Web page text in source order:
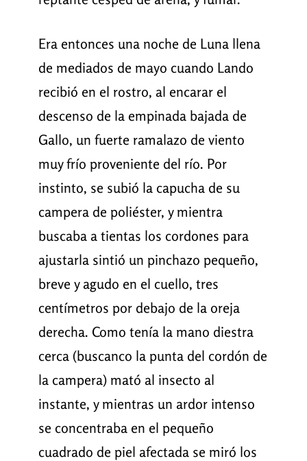
Era entonces una noche de Luna llena
de mediados de mayo cuando Lando
recibió en el rostro, al encarar el
descenso de la empinada bajada de
Gallo, un fuerte ramalazo de viento
muy frío proveniente del río. Por
instinto, se subió la capucha de su
campera de poliéster, y mientra
buscaba a tientas los cordones para
ajustarla sintió un pinchazo pequeño,
breve y agudo en el cuello, tres
centímetros por debajo de la oreja
derecha. Como tenía la mano diestra
cerca (buscanco la punta del cordón de
la campera) mató al insecto al
instante, y mientras un ardor intenso
se concentraba en el pequeño
cuadrado de piel afectada se miró los